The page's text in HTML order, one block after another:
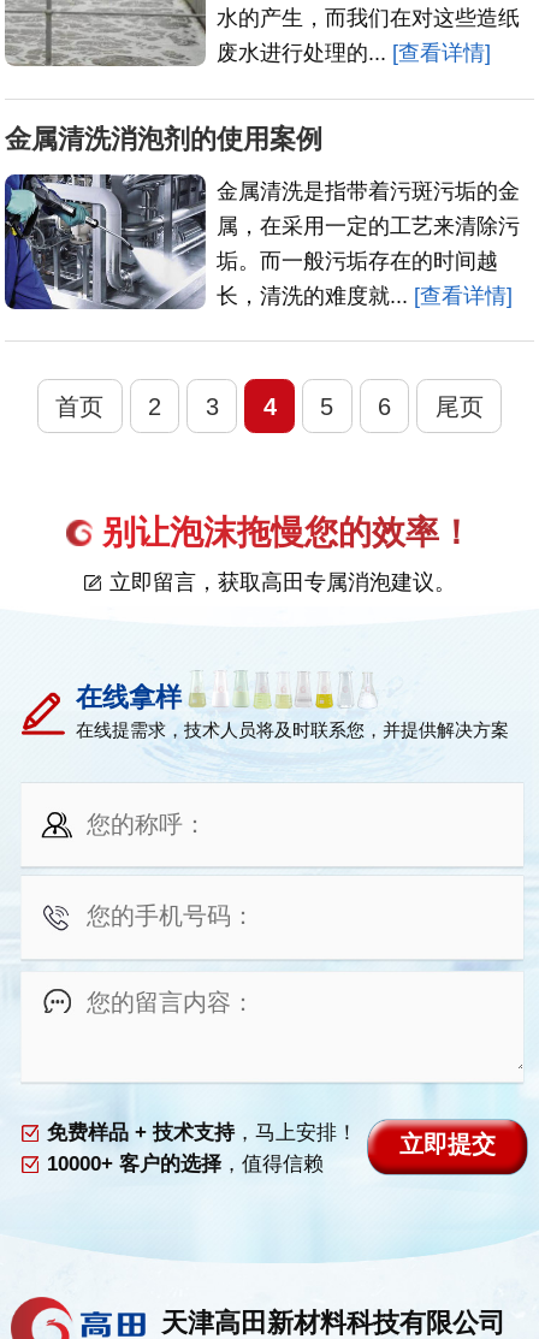
水的产生，而我们在对这些造纸
废水进行处理的... [查看详情]
金属清洗消泡剂的使用案例
金属清洗是指带着污斑污垢的金
属，在采用一定的工艺来清除污
垢。而一般污垢存在的时间越
长，清洗的难度就... [查看详情]
首页 2 3 4 5 6 尾页
别让泡沫拖慢您的效率！
立即留言，获取高田专属消泡建议。
在线拿样
在线提需求，技术人员将及时联系您，并提供解决方案
免费样品 + 技术支持，马上安排！
10000+ 客户的选择，值得信赖
天津高田新材料科技有限公司